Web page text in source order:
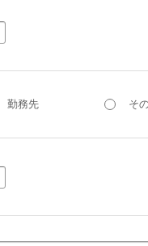
勤務先 そ